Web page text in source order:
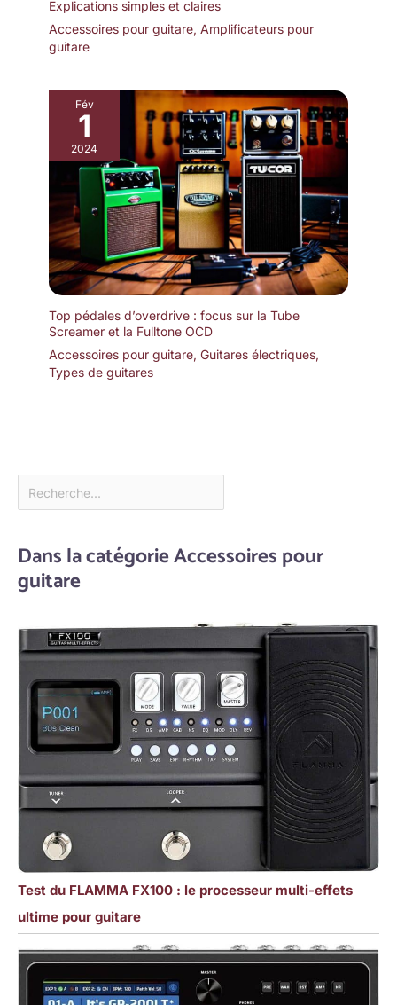
Explications simples et claires
Accessoires pour guitare, Amplificateurs pour
guitare
Fév
1
2024
Top pédales d’overdrive : focus sur la Tube
Screamer et la Fulltone OCD
Accessoires pour guitare, Guitares électriques,
Types de guitares
Dans la catégorie Accessoires pour
guitare
Test du FLAMMA FX100 : le processeur multi-effets
ultime pour guitare